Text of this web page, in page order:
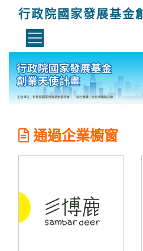
行政院國家發展基金
通過企業櫥窗